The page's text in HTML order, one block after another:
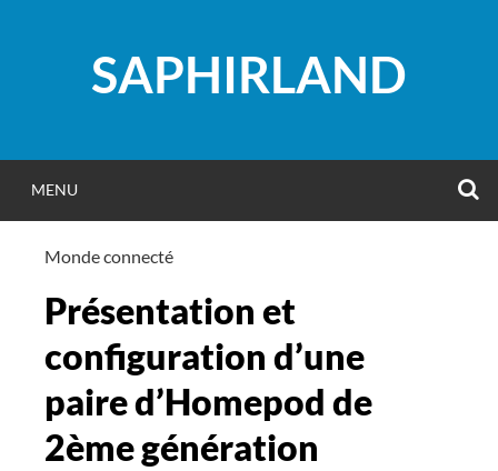
SAPHIRLAND
MENU
Monde connecté
Présentation et
configuration d’une
paire d’Homepod de
2ème génération